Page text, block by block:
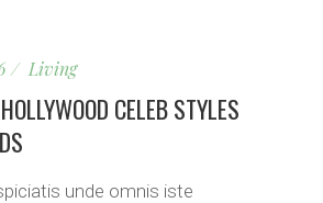
Living
CELEB STYLES
unde omnis iste